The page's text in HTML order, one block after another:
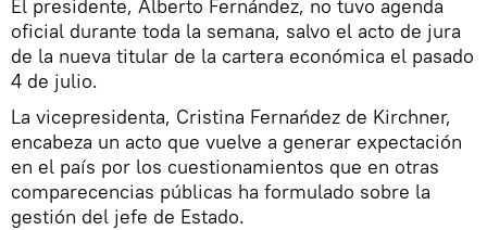
El presidente, Alberto Fernández, no tuvo agenda
oficial durante toda la semana, salvo el acto de jura
de la nueva titular de la cartera económica el pasado
4 de julio.
La vicepresidenta, Cristina Fernańdez de Kirchner,
encabeza un acto que vuelve a generar expectación
en el país por los cuestionamientos que en otras
comparecencias públicas ha formulado sobre la
gestión del jefe de Estado.